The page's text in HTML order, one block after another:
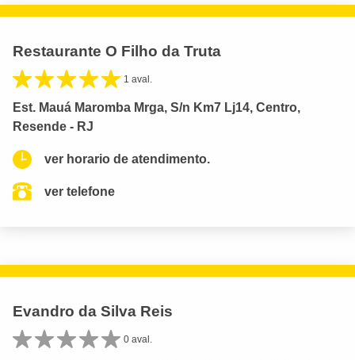
Restaurante O Filho da Truta
1 aval.
Est. Mauá Maromba Mrga, S/n Km7 Lj14, Centro,
Resende - RJ
ver horario de atendimento.
ver telefone
Evandro da Silva Reis
0 aval.